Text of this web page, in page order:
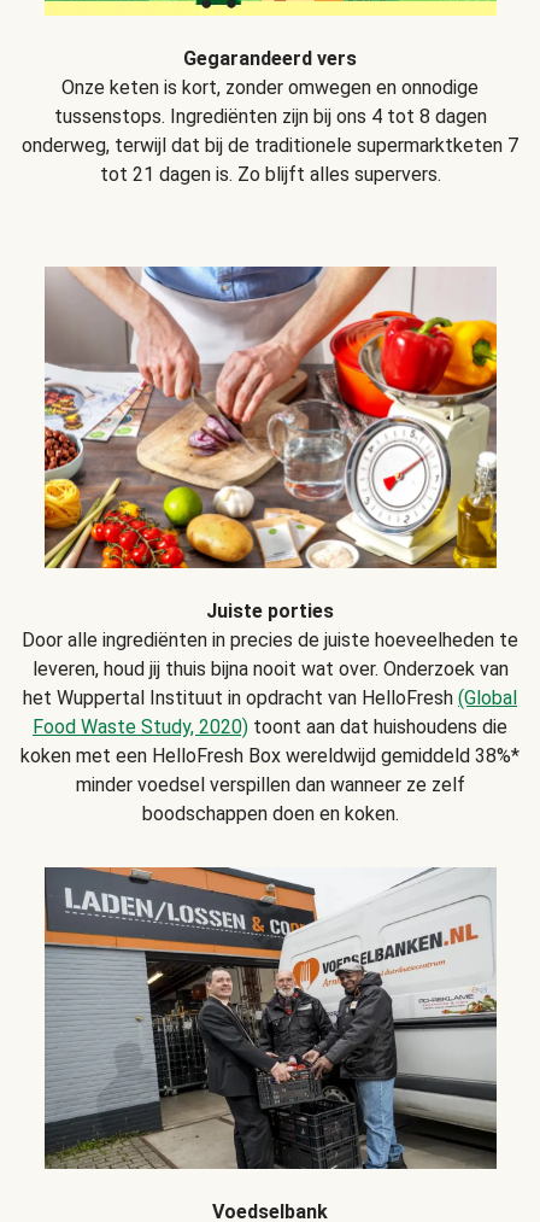
Gegarandeerd vers
Onze keten is kort, zonder omwegen en onnodige
tussenstops. Ingrediënten zijn bij ons 4 tot 8 dagen
onderweg, terwijl dat bij de traditionele supermarktketen 7
tot 21 dagen is. Zo blijft alles supervers.
Juiste porties
Door alle ingrediënten in precies de juiste hoeveelheden te
leveren, houd jij thuis bijna nooit wat over. Onderzoek van
het Wuppertal Instituut in opdracht van HelloFresh (Global
Food Waste Study, 2020) toont aan dat huishoudens die
koken met een HelloFresh Box wereldwijd gemiddeld 38%*
minder voedsel verspillen dan wanneer ze zelf
boodschappen doen en koken.
Voedselbank